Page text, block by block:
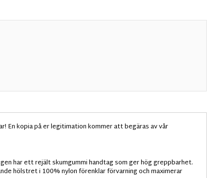
En kopia på er legitimation kommer att begäras av vår
har ett rejält skumgummi handtag som ger hög greppbarhet.
hölstret i 100% nylon förenklar förvarning och maximerar